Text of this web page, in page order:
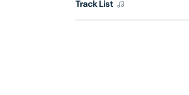
Track List